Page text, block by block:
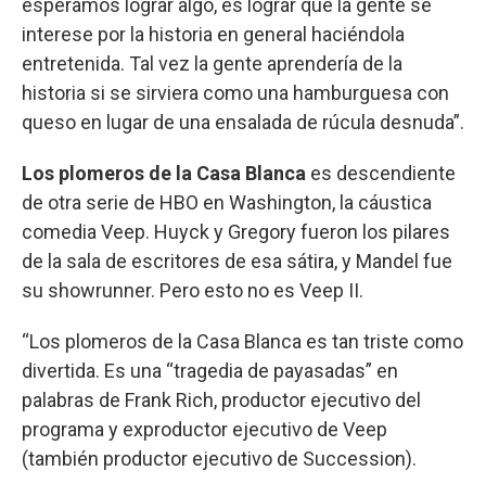
esperamos lograr algo, es lograr que la gente se
interese por la historia en general haciéndola
entretenida. Tal vez la gente aprendería de la
historia si se sirviera como una hamburguesa con
queso en lugar de una ensalada de rúcula desnuda”.
Los plomeros de la Casa Blanca es descendiente
de otra serie de HBO en Washington, la cáustica
comedia Veep. Huyck y Gregory fueron los pilares
de la sala de escritores de esa sátira, y Mandel fue
su showrunner. Pero esto no es Veep II.
“Los plomeros de la Casa Blanca es tan triste como
divertida. Es una “tragedia de payasadas” en
palabras de Frank Rich, productor ejecutivo del
programa y exproductor ejecutivo de Veep
(también productor ejecutivo de Succession).